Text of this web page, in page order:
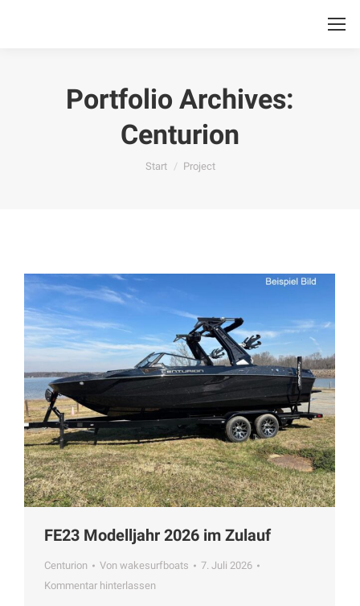
Portfolio Archives:
Centurion
Sie befinden sich hier:
Start Project
FE23 Modelljahr 2026 im Zulauf
Centurion Von wakesurfboats
7. Juli 2026
Kommentar hinterlassen